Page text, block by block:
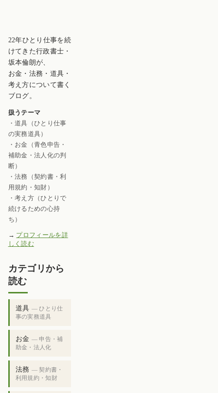
22年ひとり仕事を続
けてきた行政書士・
坂本倫朗が、
お金・法務・道具・
考え方について書く
ブログ。
扱うテーマ
・道具（ひとり仕事
の実務道具）
・お金（青色申告・
補助金・法人化の判
断）
・法務（契約書・利
用規約・知財）
・考え方（ひとりで
続けるための心持
ち）
→ プロフィールを詳
しく読む
カテゴリから
読む
道具 — ひとり仕
事の実務道具
お金 — 申告・補
助金・法人化
法務 — 契約書・
利用規約・知財